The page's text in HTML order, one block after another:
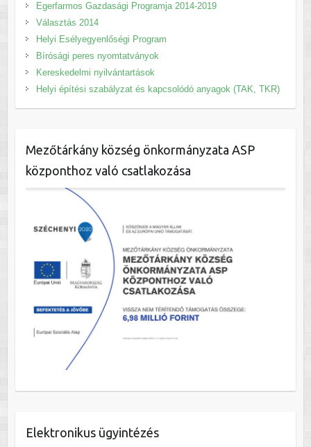
Egerfarmos Gazdasági Programja 2014-2019
Választás 2014
Helyi Esélyegyenlőségi Program
Bírósági peres nyomtatványok
Kereskedelmi nyilvántartások
Helyi építési szabályzat és kapcsolódó anyagok (TAK, TKR)
Mezőtárkány község önkormányzata ASP
központhoz való csatlakozása
Elektronikus ügyintézés